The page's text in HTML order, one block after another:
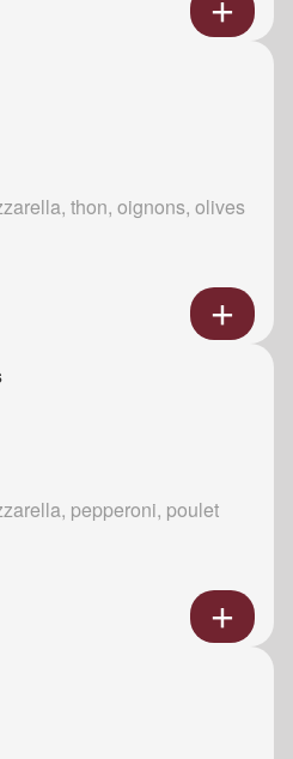
thon, oignons, olives
pepperoni, poulet